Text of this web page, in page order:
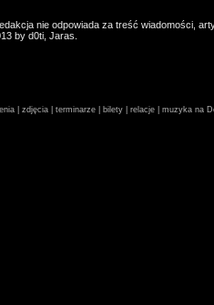
nie odpowiada za treść wiadomości,
by d0ti, Jaras.
| zdjęcia | terminarze | bilety | relacje | muzyka na